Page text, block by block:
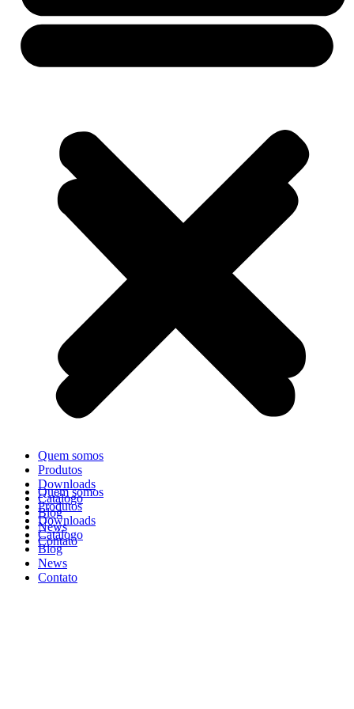
Quem somos
Produtos
Downloads
Catálogo
Blog
News
Contato
Quem somos
Produtos
Downloads
Catálogo
Blog
News
Contato